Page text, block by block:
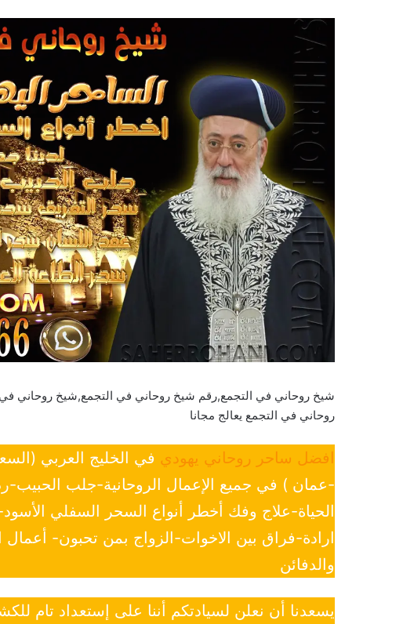
شيخ روحاني في التجمع,رقم شيخ روحاني في التجمع,شيخ روحاني
روحاني في التجمع يعالج مجانا
افضل ساحر روحاني يهودي في الخليج العربي
-عمان ) في جميع الإعمال الروحانية-جلب
الحياة-علاج وفك أخطر أنواع السحر السفلي
ارادة-فراق بين الاخوات-الزواج بمن تحبون-
والدفائن
يسعدنا أن نعلن لسيادتكم أننا على إستعداد تام